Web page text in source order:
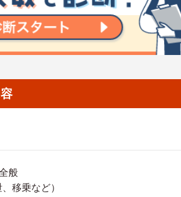
般
移乗など）